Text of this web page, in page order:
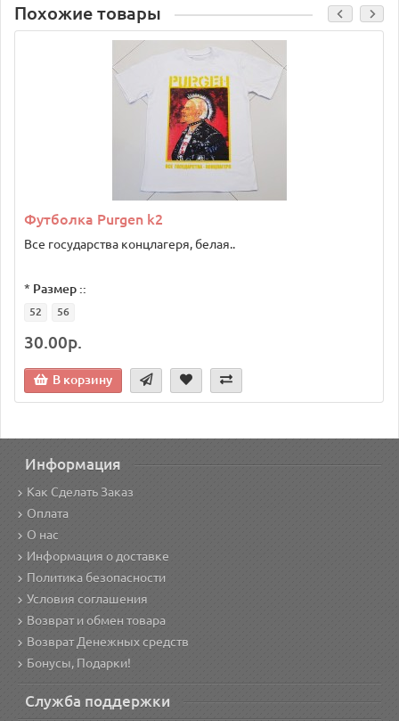
Похожие товары
Футболка Purgen k2
Все государства концлагеря, белая..
* Размер ::
52 56
30.00р.
В корзину
Информация
Как Сделать Заказ
Оплата
О нас
Информация о доставке
Политика безопасности
Условия соглашения
Возврат и обмен товара
Возврат Денежных средств
Бонусы, Подарки!
Служба поддержки